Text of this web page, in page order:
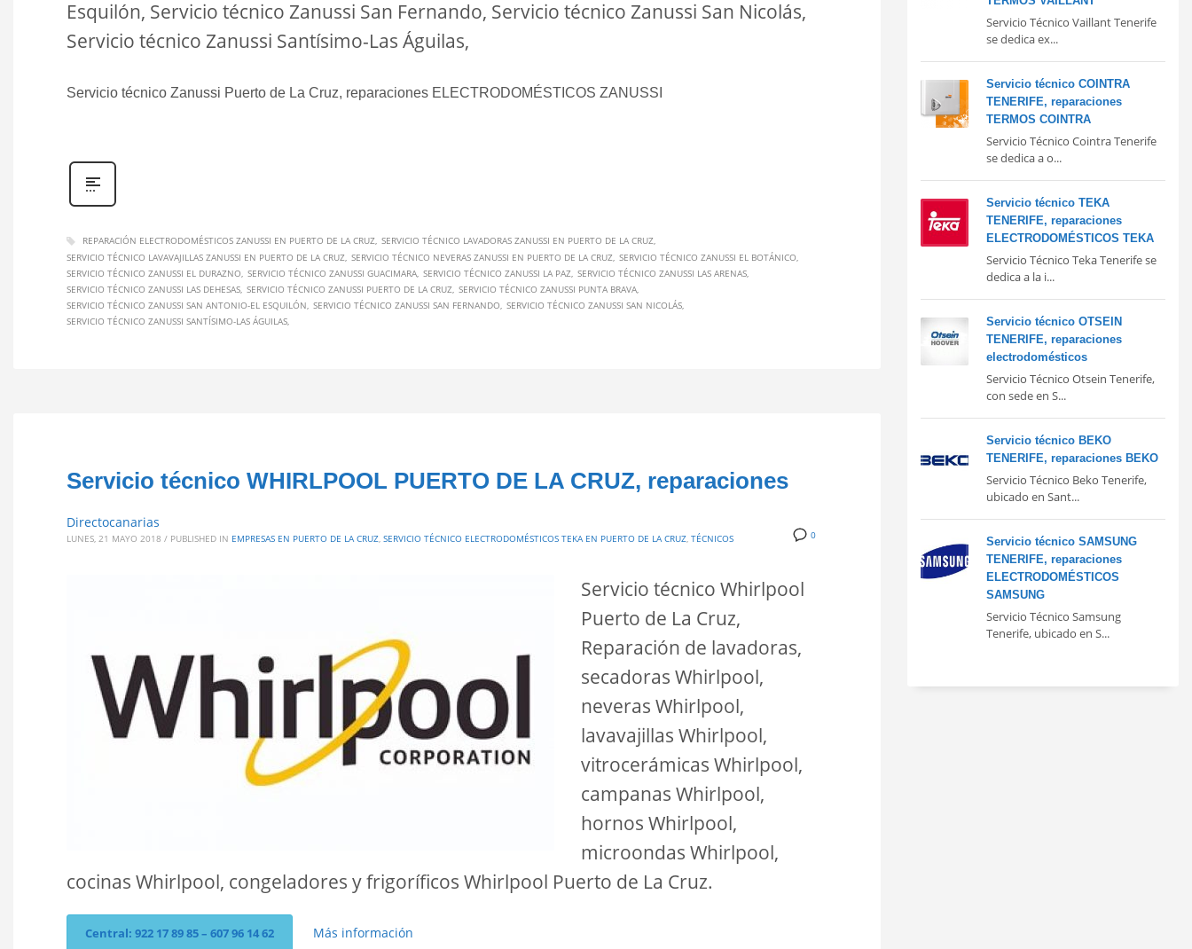
Esquilón, Servicio técnico Zanussi San Fernando, Servicio técnico Zanussi San Nicolás,
Servicio técnico Zanussi Santísimo-Las Águilas,
Servicio técnico Zanussi Puerto de La Cruz, reparaciones ELECTRODOMÉSTICOS ZANUSSI
REPARACIÓN ELECTRODOMÉSTICOS ZANUSSI EN PUERTO DE LA CRUZ SERVICIO TÉCNICO LAVADORAS ZANUSSI EN PUERTO DE LA CRUZ
SERVICIO TÉCNICO LAVAVAJILLAS ZANUSSI EN PUERTO DE LA CRUZ SERVICIO TÉCNICO NEVERAS ZANUSSI EN PUERTO DE LA CRUZ SERVICIO TÉCNICO ZANUSSI EL BOTÁNICO
SERVICIO TÉCNICO ZANUSSI EL DURAZNO SERVICIO TÉCNICO ZANUSSI GUACIMARA SERVICIO TÉCNICO ZANUSSI LA PAZ SERVICIO TÉCNICO ZANUSSI LAS ARENAS
SERVICIO TÉCNICO ZANUSSI LAS DEHESAS SERVICIO TÉCNICO ZANUSSI PUERTO DE LA CRUZ SERVICIO TÉCNICO ZANUSSI PUNTA BRAVA
SERVICIO TÉCNICO ZANUSSI SAN ANTONIO-EL ESQUILÓN SERVICIO TÉCNICO ZANUSSI SAN FERNANDO SERVICIO TÉCNICO ZANUSSI SAN NICOLÁS
SERVICIO TÉCNICO ZANUSSI SANTÍSIMO-LAS ÁGUILAS
Servicio técnico WHIRLPOOL PUERTO DE LA CRUZ, reparaciones
0
Directocanarias
LUNES, 21 MAYO 2018 / PUBLISHED IN EMPRESAS EN PUERTO DE LA CRUZ, SERVICIO TÉCNICO ELECTRODOMÉSTICOS TEKA EN PUERTO DE LA CRUZ, TÉCNICOS
Servicio técnico Whirlpool
Puerto de La Cruz,
Reparación de lavadoras,
secadoras Whirlpool,
neveras Whirlpool,
lavavajillas Whirlpool,
vitrocerámicas Whirlpool,
campanas Whirlpool,
hornos Whirlpool,
microondas Whirlpool,
cocinas Whirlpool, congeladores y frigoríficos Whirlpool Puerto de La Cruz.
Central: 922 17 89 85 – 607 96 14 62 Más información
Servicio Técnico Vaillant Tenerife
se dedica ex...
Servicio técnico COINTRA
TENERIFE, reparaciones
TERMOS COINTRA
Servicio Técnico Cointra Tenerife
se dedica a o...
Servicio técnico TEKA
TENERIFE, reparaciones
ELECTRODOMÉSTICOS TEKA
Servicio Técnico Teka Tenerife se
dedica a la i...
Servicio técnico OTSEIN
TENERIFE, reparaciones
electrodomésticos
Servicio Técnico Otsein Tenerife,
con sede en S...
Servicio técnico BEKO
TENERIFE, reparaciones BEKO
Servicio Técnico Beko Tenerife,
ubicado en Sant...
Servicio técnico SAMSUNG
TENERIFE, reparaciones
ELECTRODOMÉSTICOS
SAMSUNG
Servicio Técnico Samsung
Tenerife, ubicado en S...